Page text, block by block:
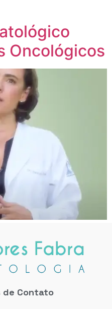
Oncológicos
de Contato